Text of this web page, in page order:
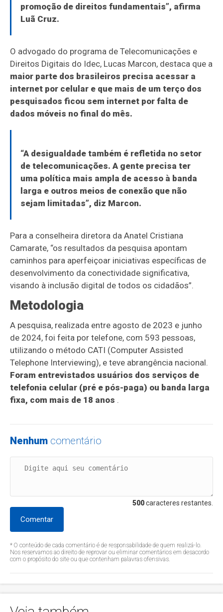
promoção de direitos fundamentais”, afirma
Luã Cruz.
O advogado do programa de Telecomunicações e
Direitos Digitais do Idec, Lucas Marcon, destaca que a
maior parte dos brasileiros precisa acessar a
internet por celular e que mais de um terço dos
pesquisados ficou sem internet por falta de
dados móveis no final do mês.
“A desigualdade também é refletida no setor
de telecomunicações. A gente precisa ter
uma política mais ampla de acesso à banda
larga e outros meios de conexão que não
sejam limitadas”, diz Marcon.
Para a conselheira diretora da Anatel Cristiana
Camarate, “os resultados da pesquisa apontam
caminhos para aperfeiçoar iniciativas específicas de
desenvolvimento da conectividade significativa,
visando à inclusão digital de todos os cidadãos”.
Metodologia
A pesquisa, realizada entre agosto de 2023 e junho
de 2024, foi feita por telefone, com 593 pessoas,
utilizando o método CATI (Computer Assisted
Telephone Interviewing), e teve abrangência nacional.
Foram entrevistados usuários dos serviços de
telefonia celular (pré e pós-paga) ou banda larga
fixa, com mais de 18 anos .
Nenhum comentário
500caracteres restantes.
Comentar
* O conteúdo de cada comentário é de responsabilidade de quem realizá-lo.
Nos reservamos ao direito de reprovar ou eliminar comentários em desacordo
com o propósito do site ou que contenham palavras ofensivas.